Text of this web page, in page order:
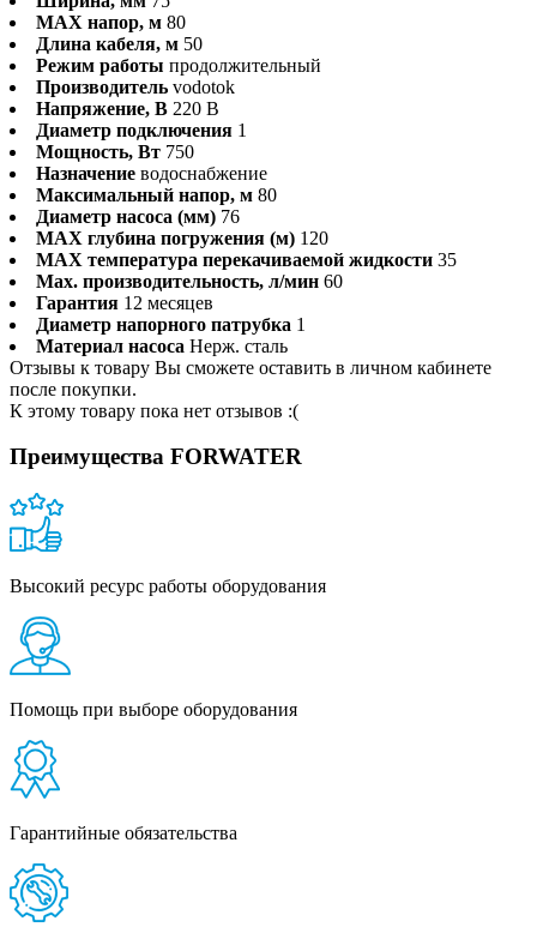
MAX напор, м 80
Длина кабеля, м 50
Режим работы продолжительный
Производитель vodotok
Напряжение, В 220 В
Диаметр подключения 1
Мощность, Вт 750
Назначение водоснабжение
Максимальный напор, м 80
Диаметр насоса (мм) 76
MAX глубина погружения (м) 120
MAX температура перекачиваемой жидкости 35
Max. производительность, л/мин 60
Гарантия 12 месяцев
Диаметр напорного патрубка 1
Материал насоса Нерж. сталь
Отзывы к товару Вы сможете оставить в личном кабинете
после покупки.
К этому товару пока нет отзывов :(
Преимущества FORWATER
Высокий ресурс работы оборудования
Помощь при выборе оборудования
Гарантийные обязательства